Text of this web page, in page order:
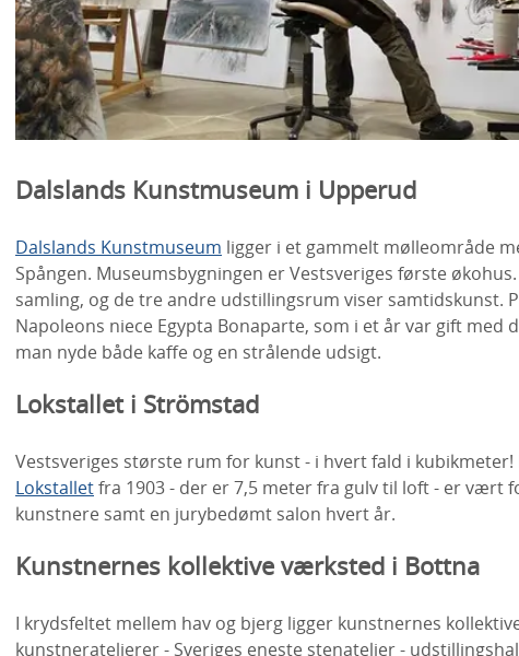
Dalslands Kunstmuseum i Upperud
Dalslands Kunstmuseum ligger i et gammelt mølleområde
Spången. Museumsbygningen er Vestsveriges første
samling, og de tre andre udstillingsrum viser samtidskunst.
Napoleons niece Egypta Bonaparte, som i et år var gift med
man nyde både kaffe og en strålende udsigt.
Lokstallet i Strömstad
Vestsveriges største rum for kunst - i hvert fald i
Lokstalletfra 1903 - der er 7,5 meter fra gulv til loft - er vært
kunstnere samt en jurybedømt salon hvert år.
Kunstnernes kollektive værksted i Bottna
I krydsfeltet mellem hav og bjerg ligger kunstnernes
kunstneratelierer - Sveriges eneste stenatelier -